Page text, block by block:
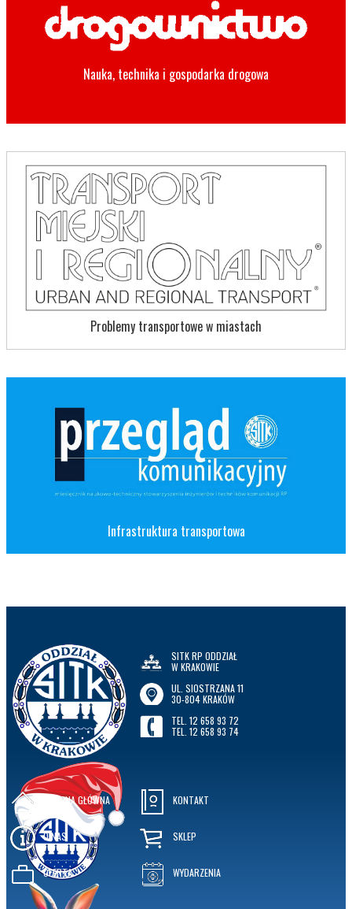
Nauka, technika i gospodarka drogowa
Problemy transportowe w miastach
Infrastruktura transportowa
SITK RP ODDZIAŁ
W KRAKOWIE
UL. SIOSTRZANA 11
30-804 KRAKÓW
TEL. 12 658 93 72
TEL. 12 658 93 74
STRONA GŁÓWNA
O NAS
OFERTA
KONTAKT
SKLEP
WYDARZENIA